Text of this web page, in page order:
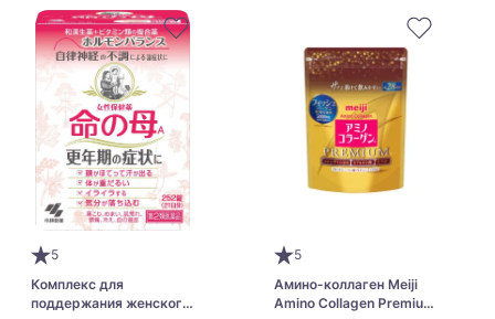
5
Комплекс для
поддержания женского
5
Амино-коллаген Meiji
Amino Collagen Premium